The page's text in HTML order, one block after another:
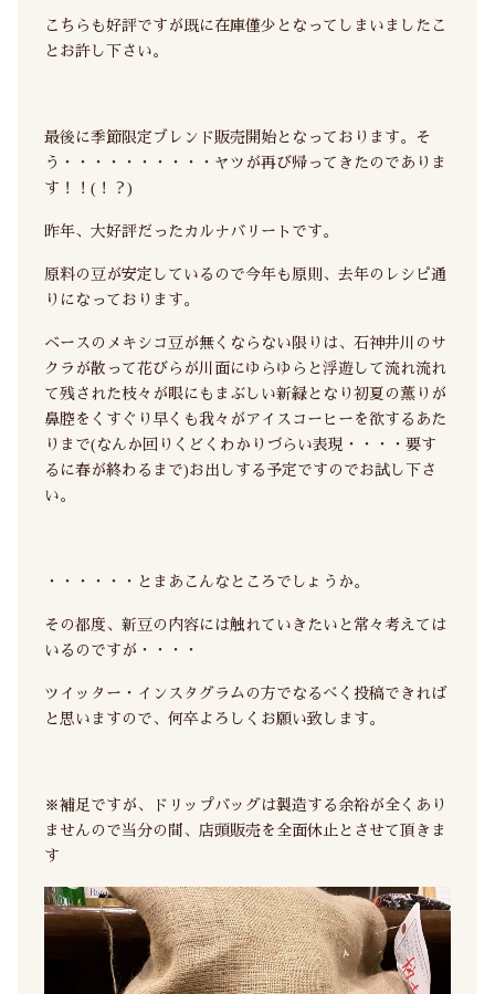
こちらも好評ですが既に在庫僅少となってしまいましたこ
とお許し下さい。
最後に季節限定ブレンド販売開始となっております。そ
う・・・・・・・・・・ヤツが再び帰ってきたのでありま
す！！(！？)
昨年、大好評だったカルナバリートです。
原料の豆が安定しているので今年も原則、去年のレシピ通
りになっております。
ベースのメキシコ豆が無くならない限りは、石神井川のサ
クラが散って花びらが川面にゆらゆらと浮遊して流れ流れ
て残された枝々が眼にもまぶしい新緑となり初夏の薫りが
鼻腔をくすぐり早くも我々がアイスコーヒーを欲するあた
りまで(なんか回りくどくわかりづらい表現・・・・要す
るに春が終わるまで)お出しする予定ですのでお試し下さ
い。
・・・・・・とまあこんなところでしょうか。
その都度、新豆の内容には触れていきたいと常々考えては
いるのですが・・・・
ツイッター・インスタグラムの方でなるべく投稿できれば
と思いますので、何卒よろしくお願い致します。
※補足ですが、ドリップバッグは製造する余裕が全くあり
ませんので当分の間、店頭販売を全面休止とさせて頂きま
す